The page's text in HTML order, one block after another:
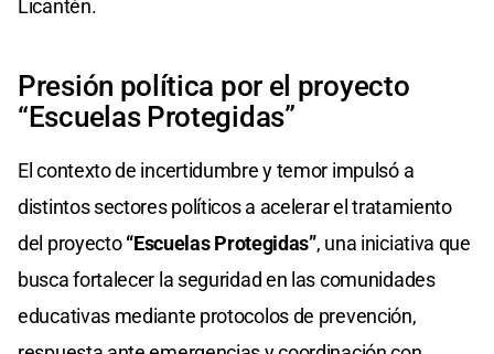
Licantén.
Presión política por el proyecto
“Escuelas Protegidas”
El contexto de incertidumbre y temor impulsó a
distintos sectores políticos a acelerar el tratamiento
del proyecto“Escuelas Protegidas”, una iniciativa que
busca fortalecer la seguridad en las comunidades
educativas mediante protocolos de prevención,